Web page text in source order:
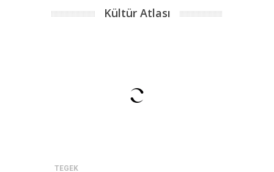
Kültür Atlası
TEGEK